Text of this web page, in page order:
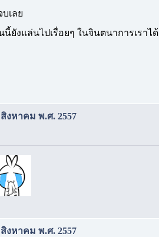
เลย
นี้ยังแล่นไปเรื่อยๆ ในจินตนาการเราได้
งหาคม พ.ศ. 2557
งหาคม พ.ศ. 2557